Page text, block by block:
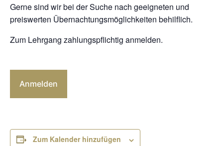
Gerne sind wir bei der Suche nach geeigneten und
preiswerten Übernachtungsmöglichkeiten behilflich.
Zum Lehrgang zahlungspflichtig anmelden.
Anmelden
Zum Kalender hinzufügen